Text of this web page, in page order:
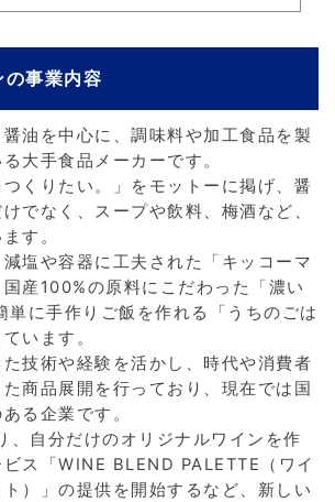
の事業内容
油を中心に、調味料や加工食品を製
大手食品メーカーです。
つくりたい。」をモットーに掲げ、醤
でなく、スープや飲料、梅酒など、
す。
塩や容器に工夫された「キッコーマ
産100%の原料にこだわった「濃い
単に手作りご飯を作れる「うちのごは
います。
技術や経験を活かし、時代や消費者
商品展開を行っており、現在では国
る企業です。
、自分だけのオリジナルワインを作
ス「WINE BLEND PALETTE（ワイ
）」の提供を開始するなど、新しい